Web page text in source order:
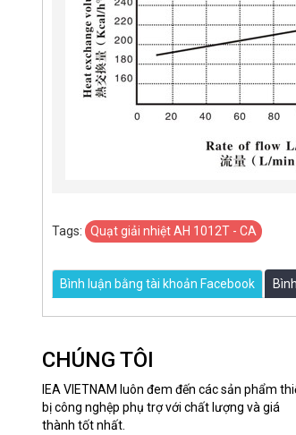
Tags: Quạt giải nhiệt AH 1012T - CA
Bình luận bằng tài khoản Facebook
CHÚNG TÔI
IEA VIETNAM luôn đem đến các sản phẩm
bị công nghệp phụ trợ với chất lượng và giá
thành tốt nhất.